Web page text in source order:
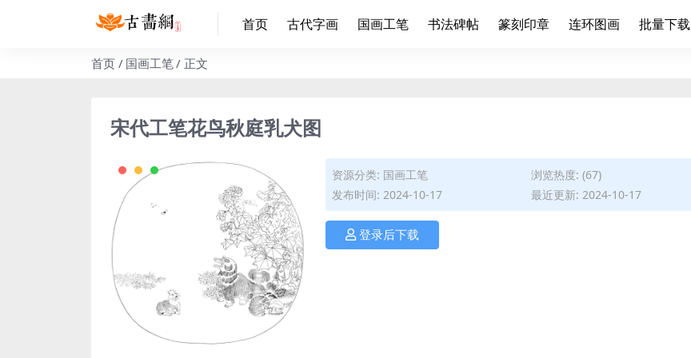
首页 古代字画 国画工笔 书法碑帖 篆刻印章 连环图画 批量下载
首页 国画工笔 正文
宋代工笔花鸟秋庭乳犬图
资源分类: 国画工笔
浏览热度: (67)
发布时间: 2024-10-17
最近更新: 2024-10-17
登录后下载